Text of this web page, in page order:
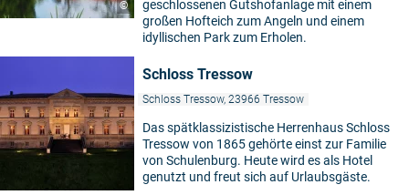
©
geschlossenen Gutshofanlage mit einem
großen Hofteich zum Angeln und einem
idyllischen Park zum Erholen.
Schloss Tressow
Schloss Tressow, 23966 Tressow
Das spätklassizistische Herrenhaus Schloss
Tressow von 1865 gehörte einst zur Familie
von Schulenburg. Heute wird es als Hotel
genutzt und freut sich auf Urlaubsgäste.